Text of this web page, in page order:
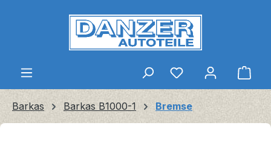
Zum Hauptinhalt springen
Barkas Barkas B1000-1 Bremse